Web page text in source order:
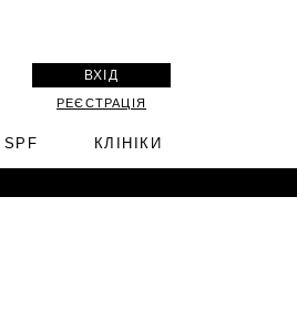
ВХІД
РЕЄСТРАЦІЯ
SPF КЛІНІКИ